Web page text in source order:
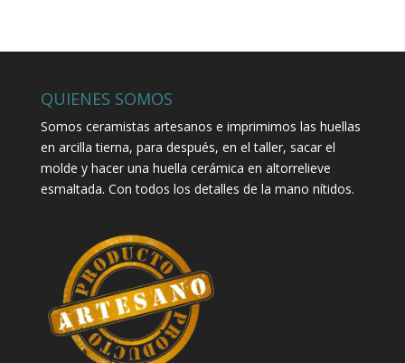
QUIENES SOMOS
Somos ceramistas artesanos e imprimimos las huellas
en arcilla tierna, para después, en el taller, sacar el
molde y hacer una huella cerámica en altorrelieve
esmaltada. Con todos los detalles de la mano nítidos.